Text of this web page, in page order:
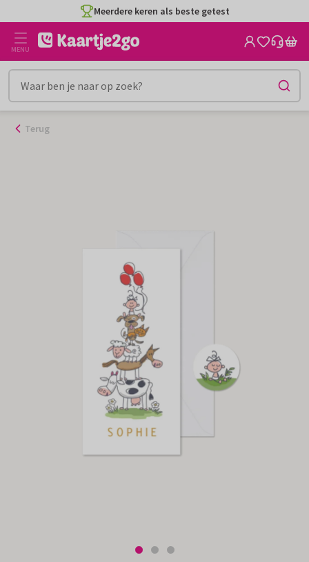
naar
inhoud
Meerdere keren als beste getest
MENU
Terug